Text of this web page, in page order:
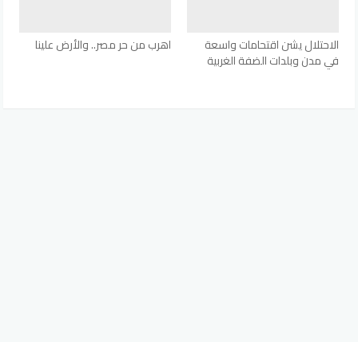
الاحتلال يشن اقتحامات واسعة
في مدن وبلدات الضفة الغربية
اهرب من حر مصر.. والأرض علينا